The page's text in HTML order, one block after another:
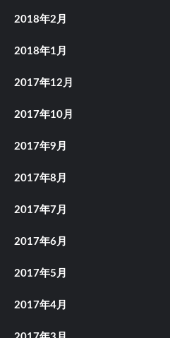
2018年2月
2018年1月
2017年12月
2017年10月
2017年9月
2017年8月
2017年7月
2017年6月
2017年5月
2017年4月